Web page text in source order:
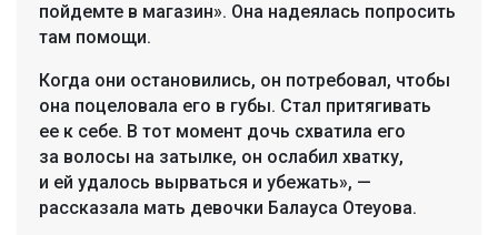
пойдемте в магазин». Она надеялась попросить
там помощи.
Когда они остановились, он потребовал, чтобы
она поцеловала его в губы. Стал притягивать
ее к себе. В тот момент дочь схватила его
за волосы на затылке, он ослабил хватку,
и ей удалось вырваться и убежать», —
рассказала мать девочки Балауса Отеуова.